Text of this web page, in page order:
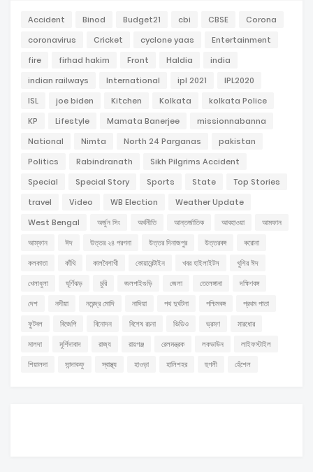
Accident Binod Budget21 cbi CBSE
Corona
coronavirus
Cricket cyclone yaas
Entertainment
fire
firhad hakim Front Haldia
india
indian railways
International ipl 2021
IPL2020
ISL
joe biden Kitchen Kolkata
kolkata Police
KP
Lifestyle Mamata Banerjee
missionnabanna
National
Nimta North 24 Parganas
pakistan
Politics
Rabindranath
Sikh Pilgrims Accident
Special
Special Story Sports State
Top Stories
travel
Video WB Election
Weather Update
West Bengal
অর্জুন সিং অর্থনীতি আন্তর্জাতিক আবহাওয়া
আমফান
আম্ফান
ঈদ উত্তর ২৪ পরগনা উত্তর দিনাজপুর উত্তরবঙ্গ
করোনা
কলকাতা
কাঁথি কালবৈশাখী কোয়ারেন্টাইন খবর হাইলাইটস
খুশির ঈদ
খেলাধুলা
ঘূর্ণিঝড় চুরি জলপাইগুড়ি জেলা তেলেঙ্গানা
দক্ষিণবঙ্গ
দেশ
নদীয়া নরেন্দ্র মোদি নাদিয়া পথ দুর্ঘটনা পশ্চিমবঙ্গ
প্রথম পাতা
ফুটবল
বিজেপি বিনোদন বিশেষ রচনা ভিডিও ভ্রমণ
মারধোর
মালদা
মুর্শিদাবাদ রাজ্য রায়গঞ্জ রেলমন্ত্রক লকডাউন
লাইফস্টাইল
শিয়ালদা
সান্দাকফু স্বাস্থ্য হাওড়া হালিশহর হুগলী হেঁশেল